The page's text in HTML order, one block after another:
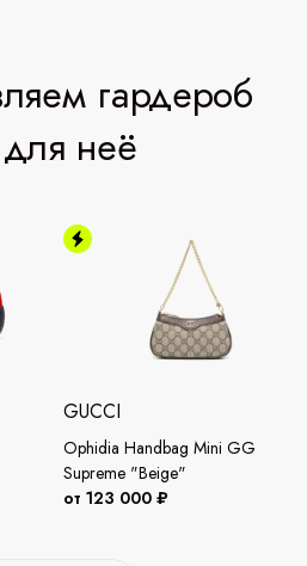
гардероб
неё
GUCCI
Ophidia Handbag Mini GG
Supreme "Beige"
от 123 000 ₽